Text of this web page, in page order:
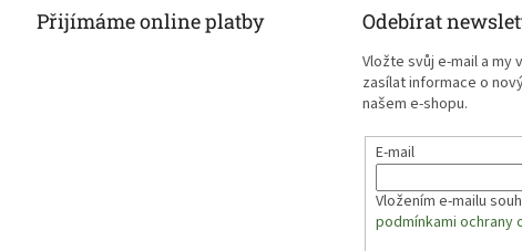
Přijímáme online platby Odebírat
Vložte svůj e-mail a my
zasílat informace o
našem e-shopu.
E-mail
Vložením e-mailu
podmínkami ochrany